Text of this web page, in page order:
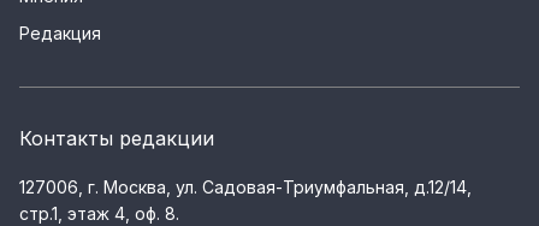
Редакция
Контакты редакции
127006, г. Москва, ул. Садовая-Триумфальная, д.12/14,
стр.1, этаж 4, оф. 8.